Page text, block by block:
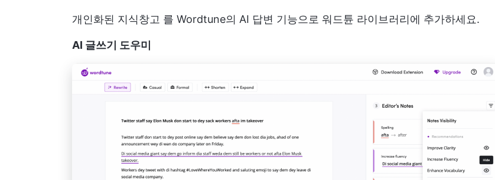
개인화된 지식창고 를 Wordtune의 AI 답변 기능으로 워드튠 라이브러리에 추가하세요.
AI 글쓰기 도우미